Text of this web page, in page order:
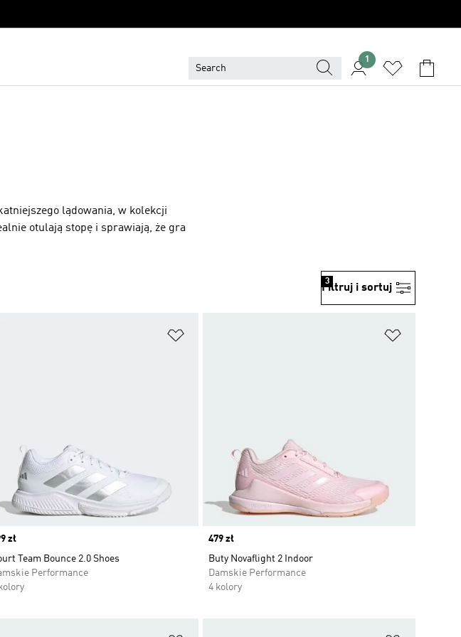
1
lądowania, w kolekcji
otulają stopę i sprawiają, że gra
Filtruj i sortuj
3
zł
Team Bounce 2.0 Shoes
Performance
Price
479 zł
Buty Novaflight 2 Indoor
Damskie Performance
4 kolory